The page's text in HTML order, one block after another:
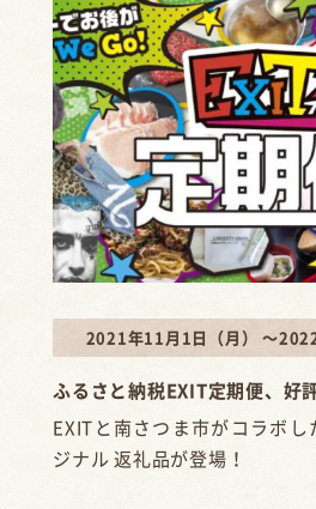
2021年11月1日（月） ～
ふるさと納税EXIT定期便、好
EXITと南さつま市がコラボし
ジナル 返礼品が登場！